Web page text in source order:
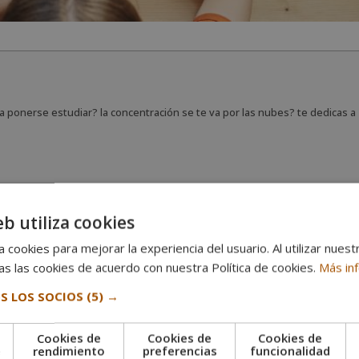
ponerse estudiar? la concentración se te va por las nubes? te dedicas a
para ponerse estudiar? la concentración se te va
cuando debes estudiar?
estudiar mejor.
utiliza cookies
cookies para mejorar la experiencia del usuario. Al utilizar
las cookies de acuerdo con nuestra Política de cookies. Más
LOS SOCIOS (5) →
Cookies de
rendimiento
Cookies de
preferencias
Cookies de
funcionalidad